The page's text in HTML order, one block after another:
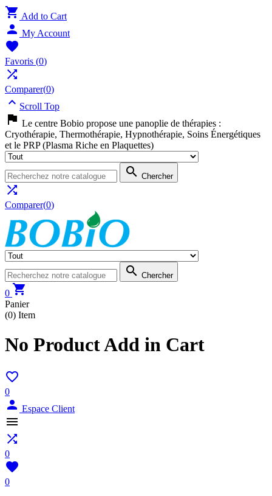
 Add to Cart
 My Account

Favoris (0)

Comparer(0)
 Scroll Top
 Le centre Bobio propose une panoplie de thérapies :
Cryothérapie, Thermothérapie, Hypnothérapie, Soins Énergétiques
et le PRP (Plasma Riche en Plaquettes)
 Chercher

Comparer(0)
 Chercher
0 
Panier
(0) Item
No Product Add in Cart

0
 Espace Client


0

0